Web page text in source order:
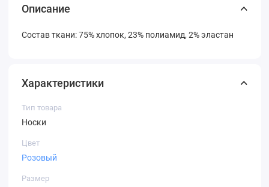
Описание
Состав ткани: 75% хлопок, 23% полиамид, 2% эластан
Характеристики
Тип товара
Носки
Цвет
Розовый
Размер